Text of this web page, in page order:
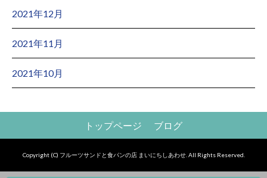
2021年12月
2021年11月
2021年10月
トップページ ブログ
Copyright (C) フルーツサンドと食パンの店 まいにちしあわせ. All Rights Reserved.